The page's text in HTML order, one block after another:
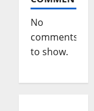
No
comments
to show.